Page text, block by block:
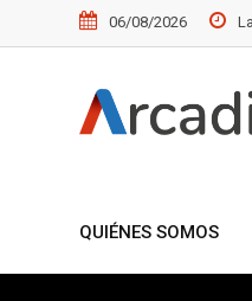
to
06/08/2026
QUIÉNES SOMOS